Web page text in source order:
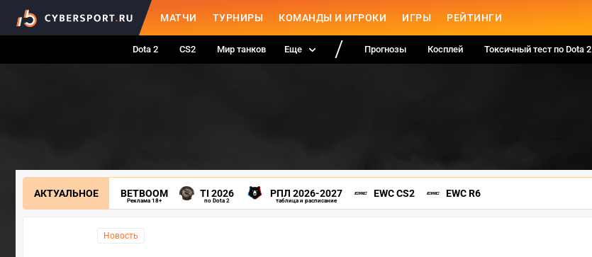
МАТЧИ ТУРНИРЫ КОМАНДЫ И ИГРОКИ ИГРЫ РЕЙТИНГИ
Dota 2 CS2 Мир танков Еще Прогнозы Косплей Токсичный тест по Dota 2
АКТУАЛЬНОЕ BETBOOM
Реклама 18+
TI 2026
по Dota 2
РПЛ 2026-2027
таблица и расписание
EWC CS2 EWC R6
Новость